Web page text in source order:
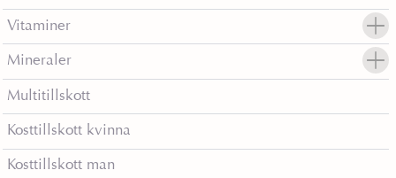
Vitaminer
Mineraler
Multitillskott
Kosttillskott kvinna
Kosttillskott man